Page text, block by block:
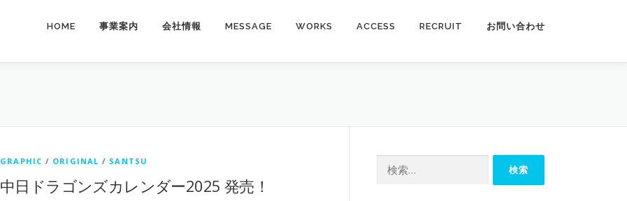
HOME 事業案内 会社情報 MESSAGE WORKS ACCESS RECRUIT お問い合わせ
GRAPHIC / ORIGINAL / SANTSU
中日ドラゴンズカレンダー2025 発売！